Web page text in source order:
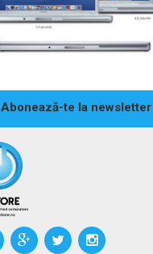
Abonează-te la newsletter